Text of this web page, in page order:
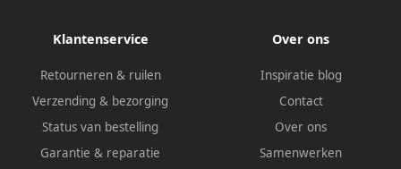
Klantenservice
Retourneren & ruilen
Verzending & bezorging
Status van bestelling
Garantie & reparatie
Over ons
Inspiratie blog
Contact
Over ons
Samenwerken